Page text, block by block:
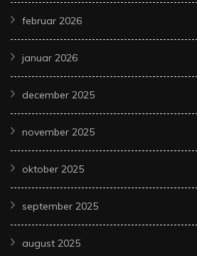
februar 2026
januar 2026
december 2025
november 2025
oktober 2025
september 2025
august 2025